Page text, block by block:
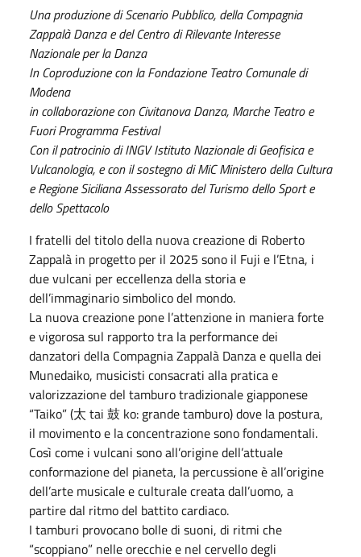
Una produzione di Scenario Pubblico, della Compagnia
Zappalà Danza e del Centro di Rilevante Interesse
Nazionale per la Danza
In Coproduzione con la Fondazione Teatro Comunale di
Modena
in collaborazione con Civitanova Danza, Marche Teatro e
Fuori Programma Festival
Con il patrocinio di INGV Istituto Nazionale di Geofisica e
Vulcanologia, e con il sostegno di MiC Ministero della Cultura
e Regione Siciliana Assessorato del Turismo dello Sport e
dello Spettacolo
I fratelli del titolo della nuova creazione di Roberto
Zappalà in progetto per il 2025 sono il Fuji e l’Etna, i
due vulcani per eccellenza della storia e
dell’immaginario simbolico del mondo.
La nuova creazione pone l’attenzione in maniera forte
e vigorosa sul rapporto tra la performance dei
danzatori della Compagnia Zappalà Danza e quella dei
Munedaiko, musicisti consacrati alla pratica e
valorizzazione del tamburo tradizionale giapponese
“Taiko” (太 tai 鼓 ko: grande tamburo) dove la postura,
il movimento e la concentrazione sono fondamentali.
Così come i vulcani sono all’origine dell’attuale
conformazione del pianeta, la percussione è all’origine
dell’arte musicale e culturale creata dall’uomo, a
partire dal ritmo del battito cardiaco.
I tamburi provocano bolle di suoni, di ritmi che
“scoppiano” nelle orecchie e nel cervello degli